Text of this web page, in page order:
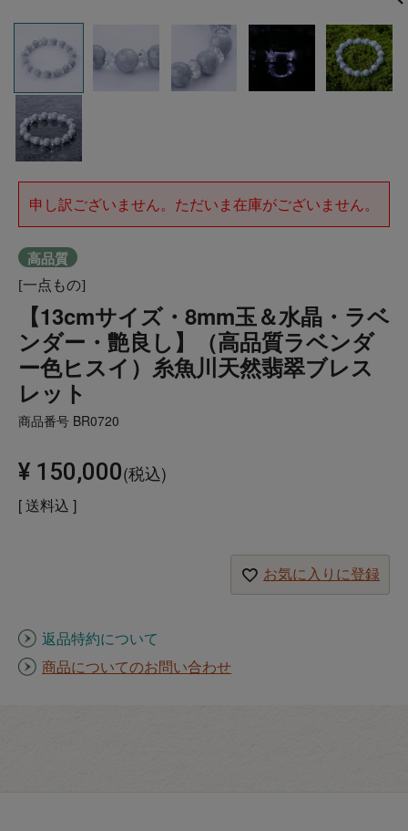
申し訳ございません。ただいま在庫がございません。
高品質
[一点もの]
【13cmサイズ・8mm玉＆水晶・ラベ
ンダー・艶良し】（高品質ラベンダ
ー色ヒスイ）糸魚川天然翡翠ブレス
レット
商品番号 BR0720
¥ 150,000 税込
送料込
お気に入りに登録
返品特約について
商品についてのお問い合わせ